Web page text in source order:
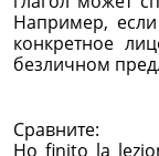
Например,
конкретное
безличном
Сравните:
Ho finito la